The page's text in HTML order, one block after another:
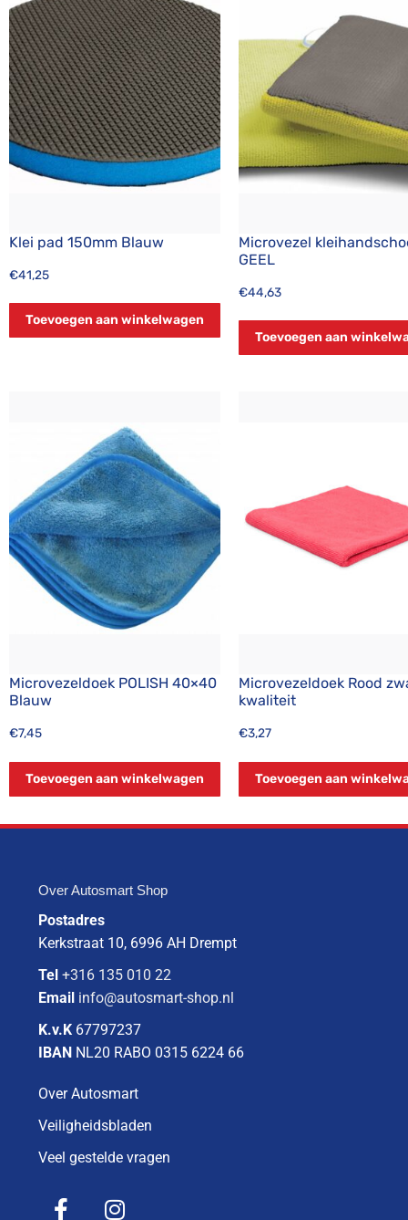
Klei pad 150mm Blauw
€41,25
Toevoegen aan winkelwagen
Microvezel
GEEL
€44,63
Toevoegen aan
Microvezeldoek POLISH 40×40
Blauw
€7,45
Toevoegen aan winkelwagen
Microvezeldoek Rood
kwaliteit
€3,27
Toevoegen aan
Over Autosmart Shop
Postadres
Kerkstraat 10, 6996 AH Drempt
Tel +316 135 010 22
Email info@autosmart-shop.nl
K.v.K 67797237
IBAN NL20 RABO 0315 6224 66
Over Autosmart
Veiligheidsbladen
Veel gestelde vragen